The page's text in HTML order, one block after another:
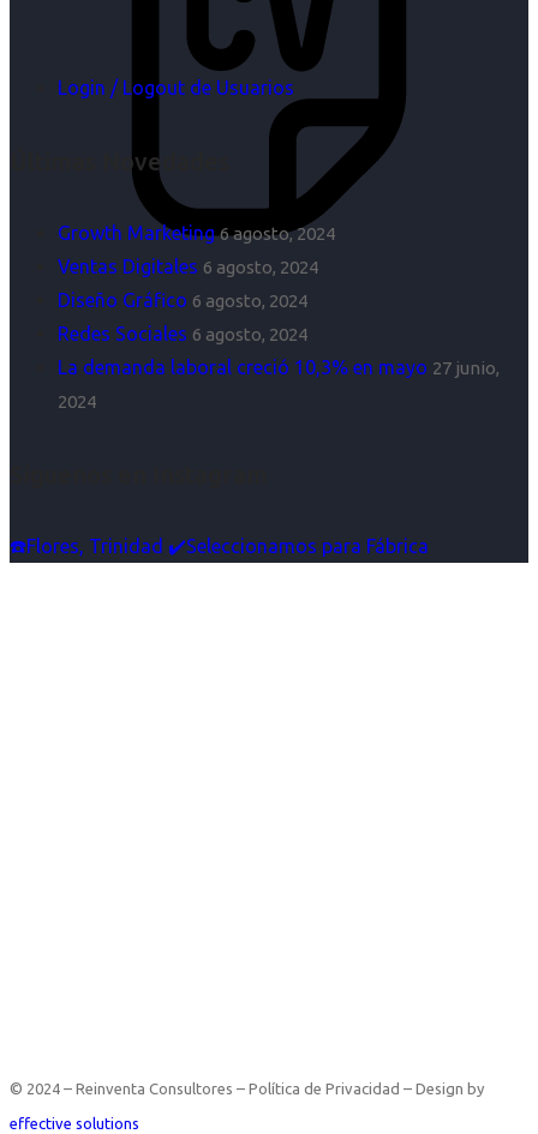
Login / Logout de Usuarios
Últimas Novedades
Growth Marketing 6 agosto, 2024
Ventas Digitales 6 agosto, 2024
Diseño Gráfico 6 agosto, 2024
Redes Sociales 6 agosto, 2024
La demanda laboral creció 10,3% en mayo 27 junio,
2024
☎️Flores, Trinidad ✔️Seleccionamos para Fábrica
© 2024 – Reinventa Consultores – Política de Privacidad – Design by
effective solutions